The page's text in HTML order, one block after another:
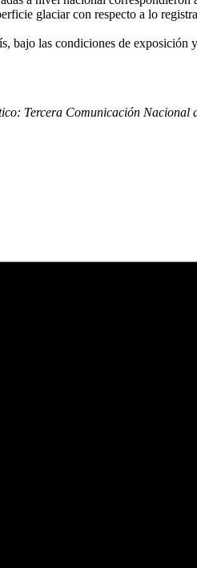
glaciar con respecto a lo
bajo las condiciones de
Tercera Comunicación